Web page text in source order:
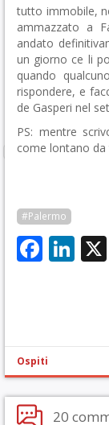
tutto immobile,
ammazzato a
andato
un giorno ce li
quando
rispondere, e
de Gasperi nel
PS: mentre
come lontano
#Palermo
Ospiti
20